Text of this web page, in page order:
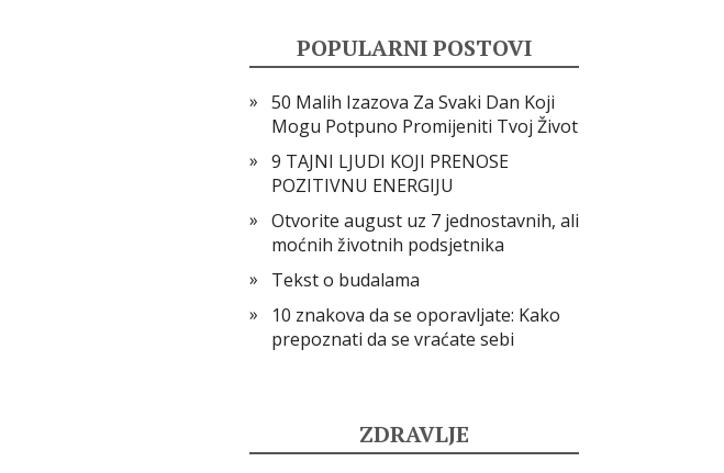
POPULARNI POSTOVI
50 Malih Izazova Za Svaki Dan Koji
Mogu Potpuno Promijeniti Tvoj Život
9 TAJNI LJUDI KOJI PRENOSE
POZITIVNU ENERGIJU
Otvorite august uz 7 jednostavnih, ali
moćnih životnih podsjetnika
Tekst o budalama
10 znakova da se oporavljate: Kako
prepoznati da se vraćate sebi
ZDRAVLJE